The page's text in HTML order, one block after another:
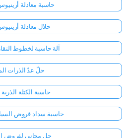
حاسبة معادلة
حلال معادلة
آلة حاسبة لخطوط
حلّ عدّ الذرات
حاسبة الكتلة الذرية
حاسبة سداد قروض
حل مجاني لقروض